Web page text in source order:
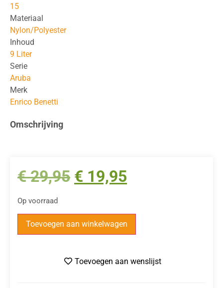
15
Materiaal
Nylon/Polyester
Inhoud
9 Liter
Serie
Aruba
Merk
Enrico Benetti
Omschrijving
€29,95 € 19,95
Op voorraad
Toevoegen aan winkelwagen
Toevoegen aan wenslijst